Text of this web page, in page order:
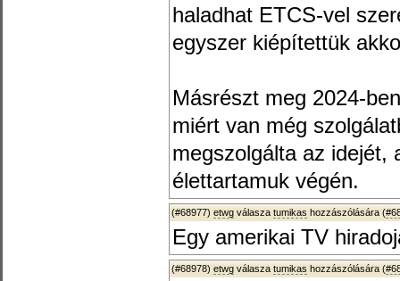
haladhat ETCS-vel
egyszer kiépítettük
Másrészt meg 2024-
miért van még
megszolgálta az idejét,
élettartamuk végén.
(#68977) etwg válasza tumikas hozzászólására (
Egy amerikai TV
(#68978) etwg válasza tumikas hozzászólására (